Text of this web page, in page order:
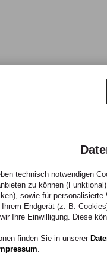
technisch notwendigen
zu können
sowie für personalisierte
Ihrem Endgerät (z. B.
Ihre Einwilligung. Diese
finden Sie in unserer
.